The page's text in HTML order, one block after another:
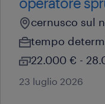
cernusco sul
tempo
22.000 € -
23 luglio 2026